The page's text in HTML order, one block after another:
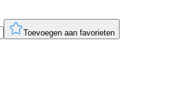
Toevoegen aan favorieten